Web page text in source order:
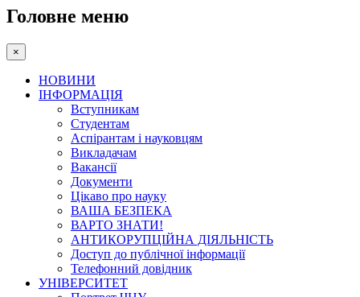
Головне меню
×
НОВИНИ
ІНФОРМАЦІЯ
Вступникам
Студентам
Аспірантам і науковцям
Викладачам
Вакансії
Документи
Цікаво про науку
ВАША БЕЗПЕКА
ВАРТО ЗНАТИ!
АНТИКОРУПЦІЙНА ДІЯЛЬНІСТЬ
Доступ до публічної інформації
Телефонний довідник
УНІВЕРСИТЕТ